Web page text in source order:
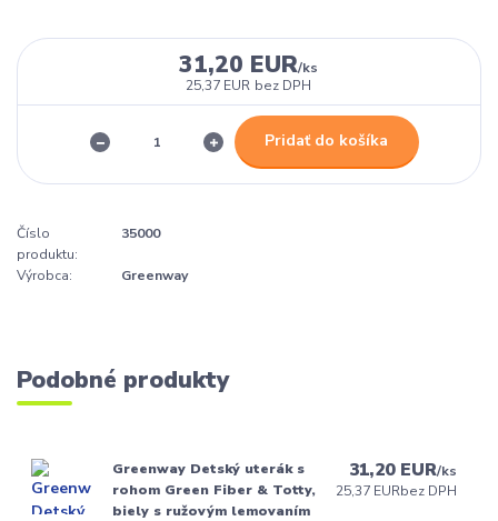
31,20 EUR/ks
25,37 EUR bez DPH
Pridať do košíka
Číslo
produktu:
35000
Výrobca: Greenway
Podobné produkty
Greenway Detský uterák s
rohom Green Fiber & Totty,
biely s ružovým lemovaním
31,20 EUR/ks
25,37 EURbez DPH